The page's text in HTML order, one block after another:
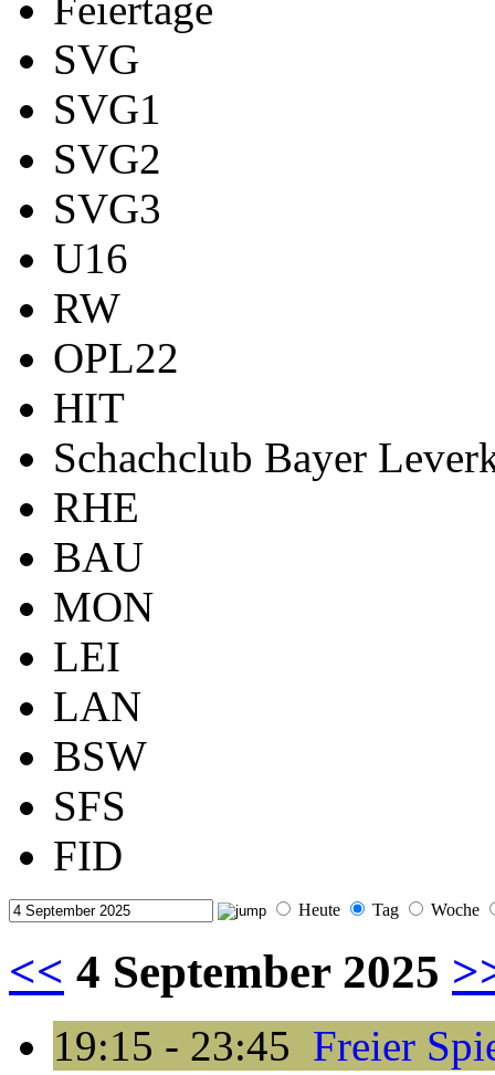
Feiertage
SVG
SVG1
SVG2
SVG3
U16
RW
OPL22
HIT
Schachclub Bayer
RHE
BAU
MON
LEI
LAN
BSW
SFS
FID
Heute Tag Woche
<< 4 September 2025
19:15 - 23:45 Freier